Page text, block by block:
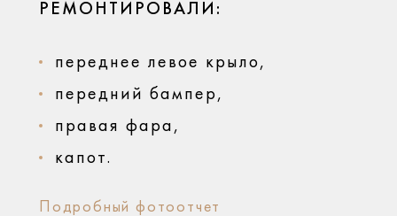
РЕМОНТИРОВАЛИ:
переднее левое крыло,
передний бампер,
правая фара,
капот.
Подробный фотоотчет